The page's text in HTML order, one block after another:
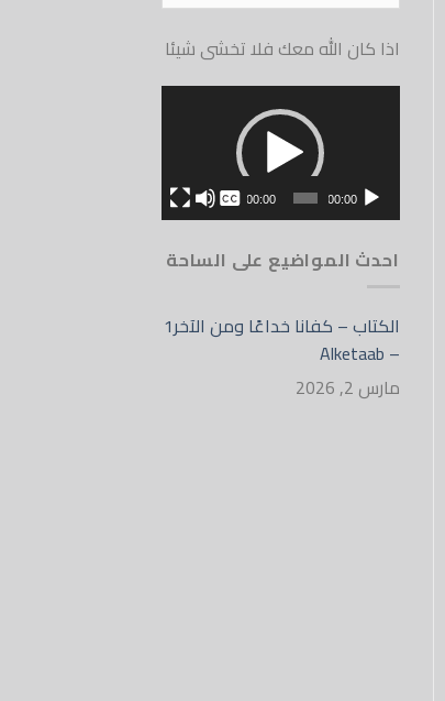
اذا كان الله معك فلا تخشى شيئا
00:00
00:00
بدون
English
احدث المواضيع على الساحة
الكتاب – كفانا خداعًا ومن الآخر1
– Alketaab
مارس 2, 2026